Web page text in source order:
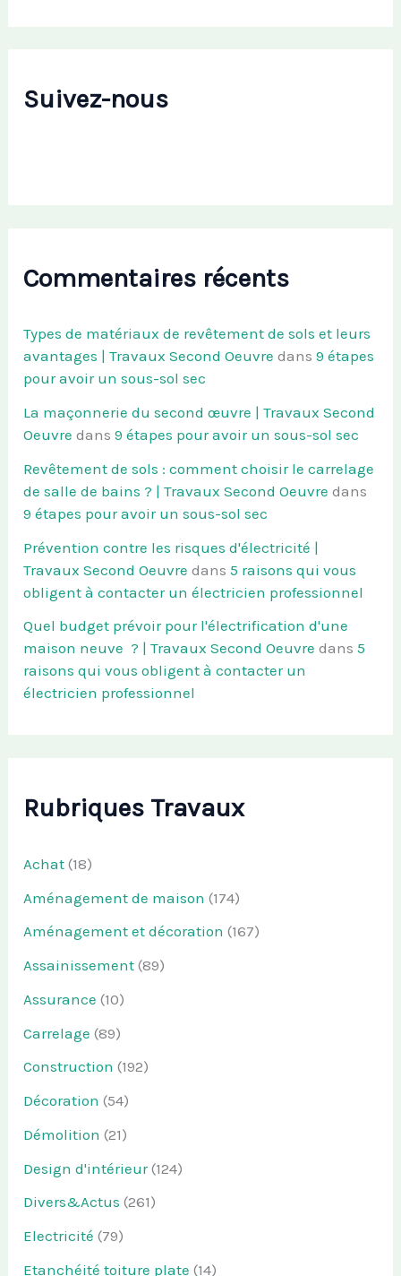
Suivez-nous
Commentaires récents
Types de matériaux de revêtement de sols et leurs
avantages | Travaux Second Oeuvre dans9 étapes
pour avoir un sous-sol sec
La maçonnerie du second œuvre | Travaux Second
Oeuvre dans9 étapes pour avoir un sous-sol sec
Revêtement de sols : comment choisir le carrelage
de salle de bains ? | Travaux Second Oeuvre dans
9 étapes pour avoir un sous-sol sec
Prévention contre les risques d'électricité |
Travaux Second Oeuvre dans5 raisons qui vous
obligent à contacter un électricien professionnel
Quel budget prévoir pour l'électrification d'une
maison neuve ? | Travaux Second Oeuvre dans5
raisons qui vous obligent à contacter un
électricien professionnel
Rubriques Travaux
Achat (18)
Aménagement de maison (174)
Aménagement et décoration (167)
Assainissement (89)
Assurance (10)
Carrelage (89)
Construction (192)
Décoration (54)
Démolition (21)
Design d'intérieur(124)
Divers&Actus (261)
Electricité (79)
Etanchéité toiture plate (14)